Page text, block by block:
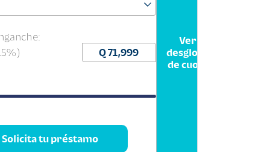
Solicita tu préstamo
Ver
desglose
de cuota